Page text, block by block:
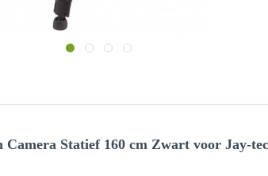
Statief 160 cm Zwart voor Jay-